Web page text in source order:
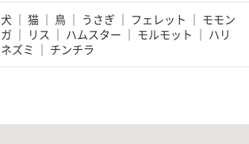
犬 猫 鳥 うさぎ フェレット
モモン
ガ
リス ハムスター モルモット
ハリ
ネズミ
チンチラ